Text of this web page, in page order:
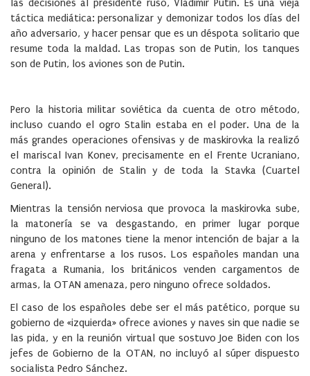
las decisiones al presidente ruso, Vladimir Putin. Es una vieja
táctica mediática: personalizar y demonizar todos los días del
año adversario, y hacer pensar que es un déspota solitario que
resume toda la maldad. Las tropas son de Putin, los tanques
son de Putin, los aviones son de Putin.
Pero la historia militar soviética da cuenta de otro método,
incluso cuando el ogro Stalin estaba en el poder. Una de la
más grandes operaciones ofensivas y de maskirovka la realizó
el mariscal Ivan Konev, precisamente en el Frente Ucraniano,
contra la opinión de Stalin y de toda la Stavka (Cuartel
General).
Mientras la tensión nerviosa que provoca la maskirovka sube,
la matonería se va desgastando, en primer lugar porque
ninguno de los matones tiene la menor intención de bajar a la
arena y enfrentarse a los rusos. Los españoles mandan una
fragata a Rumania, los británicos venden cargamentos de
armas, la OTAN amenaza, pero ninguno ofrece soldados.
El caso de los españoles debe ser el más patético, porque su
gobierno de «izquierda» ofrece aviones y naves sin que nadie se
las pida, y en la reunión virtual que sostuvo Joe Biden con los
jefes de Gobierno de la OTAN, no incluyó al súper dispuesto
socialista Pedro Sánchez.